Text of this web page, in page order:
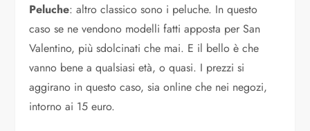
Peluche: altro classico sono i peluche. In questo
caso se ne vendono modelli fatti apposta per San
Valentino, più sdolcinati che mai. E il bello è che
vanno bene a qualsiasi età, o quasi. I prezzi si
aggirano in questo caso, sia online che nei negozi,
intorno ai 15 euro.